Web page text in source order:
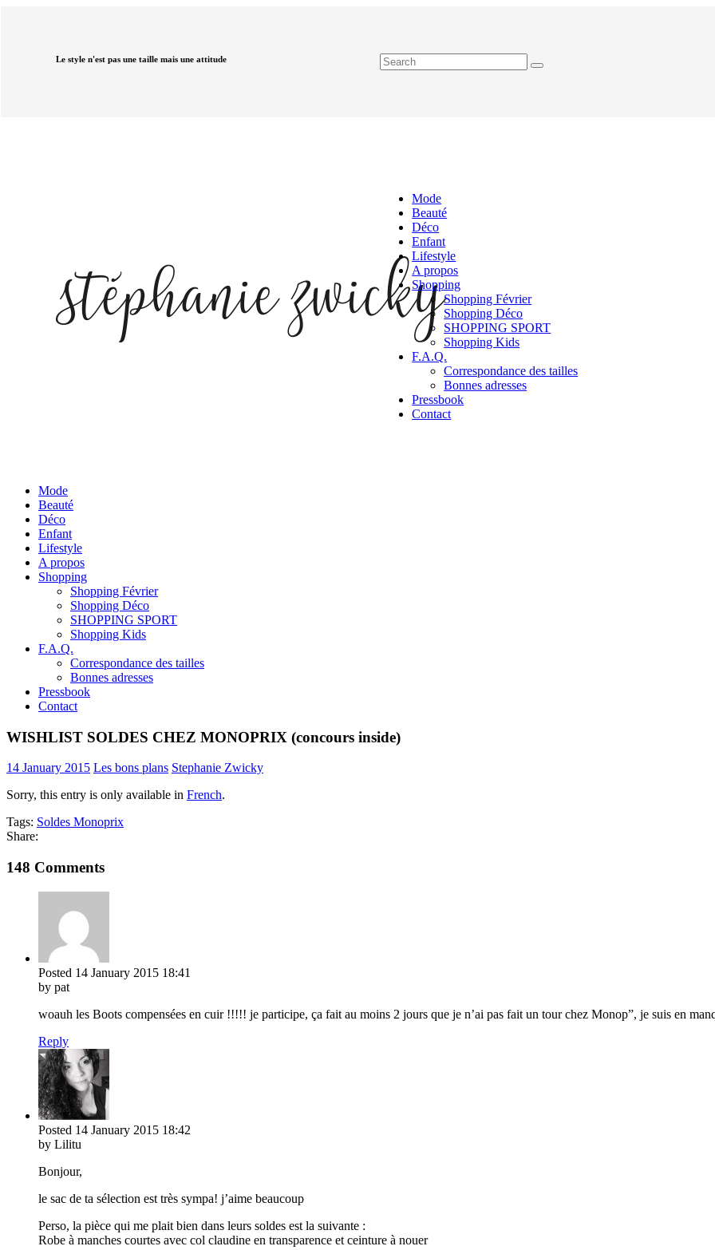
Le style n'est pas une taille mais une attitude
Mode
Beauté
Déco
Enfant
Lifestyle
A propos
Shopping
Shopping Février
Shopping Déco
SHOPPING SPORT
Shopping Kids
F.A.Q.
Correspondance des tailles
Bonnes adresses
Pressbook
Contact
Mode
Beauté
Déco
Enfant
Lifestyle
A propos
Shopping
Shopping Février
Shopping Déco
SHOPPING SPORT
Shopping Kids
F.A.Q.
Correspondance des tailles
Bonnes adresses
Pressbook
Contact
WISHLIST SOLDES CHEZ MONOPRIX (concours inside)
14 January 2015 Les bons plans Stephanie Zwicky
Sorry, this entry is only available in French.
Tags: Soldes Monoprix
Share:
148 Comments
Posted 14 January 2015 18:41
by pat
woauh les Boots compensées en cuir !!!!! je participe, ça fait au moins 2 jours que je n’ai pas fait un tour chez Monop”, je suis en
Reply
Posted 14 January 2015 18:42
by Lilitu
Bonjour,
le sac de ta sélection est très sympa! j’aime beaucoup
Perso, la pièce qui me plait bien dans leurs soldes est la suivante :
Robe à manches courtes avec col claudine en transparence et ceinture à nouer